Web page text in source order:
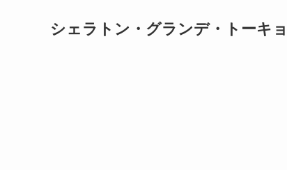
シェラトン・グランデ・トーキ